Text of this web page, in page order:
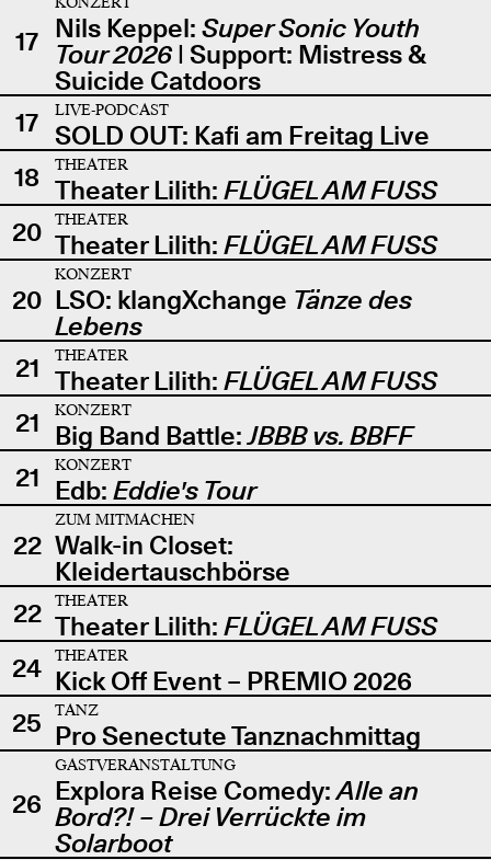
17 Nils Keppel: Super Sonic Youth
Tour 2026| Support: Mistress &
Suicide Catdoors
17
LIVE-PODCAST
SOLD OUT: Kafi am Freitag Live
18
THEATER
Theater Lilith: FLÜGEL AM FUSS
20
THEATER
Theater Lilith: FLÜGEL AM FUSS
20
KONZERT
LSO: klangXchange Tänze des
Lebens
21
THEATER
Theater Lilith: FLÜGEL AM FUSS
21
KONZERT
Big Band Battle:JBBB vs. BBFF
21
KONZERT
Edb: Eddie's Tour
22
ZUM MITMACHEN
Walk-in Closet:
Kleidertauschbörse
22
THEATER
Theater Lilith: FLÜGEL AM FUSS
24
THEATER
Kick Off Event – PREMIO 2026
25
TANZ
Pro Senectute Tanznachmittag
26
GASTVERANSTALTUNG
Explora Reise Comedy:Alle an
Bord?! – Drei Verrückte im
Solarboot